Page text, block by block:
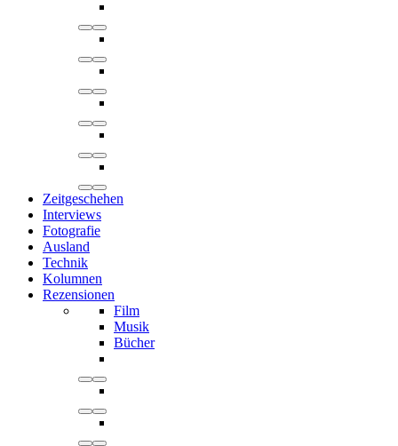
Zeitgeschehen
Interviews
Fotografie
Ausland
Technik
Kolumnen
Rezensionen
Film
Musik
Bücher